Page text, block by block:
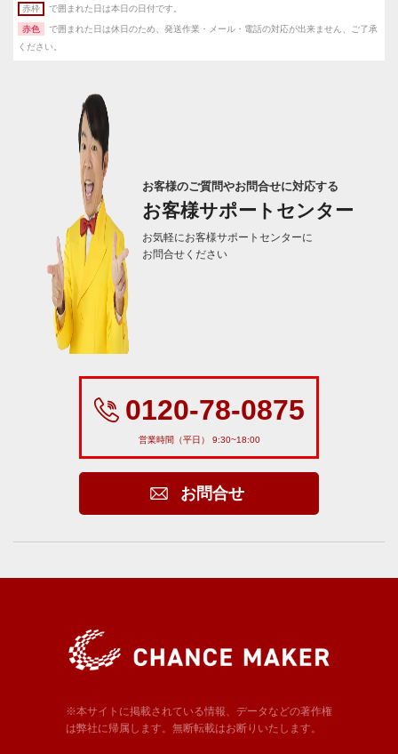
赤枠 で囲まれた日は本日の日付です。
赤色
で囲まれた日は休日のため、発送作業・メール・電話の対応が出来ません、ご了承
ください。
お客様のご質問やお問合せに対応する
お客様サポートセンター
お気軽にお客様サポートセンターに
お問合せください
0120-78-0875
営業時間（平日） 9:30~18:00
お問合せ
※本サイトに掲載されている情報、データなどの著作権
は弊社に帰属します。無断転載はお断りいたします。